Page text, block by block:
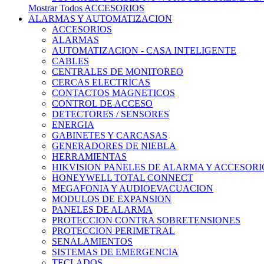
Mostrar Todos ACCESORIOS
ALARMAS Y AUTOMATIZACION
ACCESORIOS
ALARMAS
AUTOMATIZACION - CASA INTELIGENTE
CABLES
CENTRALES DE MONITOREO
CERCAS ELECTRICAS
CONTACTOS MAGNETICOS
CONTROL DE ACCESO
DETECTORES / SENSORES
ENERGIA
GABINETES Y CARCASAS
GENERADORES DE NIEBLA
HERRAMIENTAS
HIKVISION PANELES DE ALARMA Y
HONEYWELL TOTAL CONNECT
MEGAFONIA Y AUDIOEVACUACION
MODULOS DE EXPANSION
PANELES DE ALARMA
PROTECCION CONTRA SOBRETENSIONES
PROTECCION PERIMETRAL
SENALAMIENTOS
SISTEMAS DE EMERGENCIA